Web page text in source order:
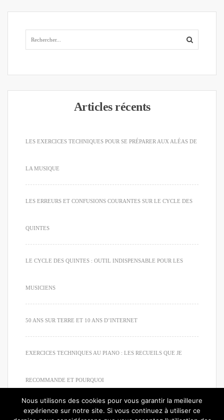
Articles récents
LES EXERCICES TECHNIQUES POUR SE PRÉPARER AUX ALÉAS DE
LA MUSIQUE
LES ERREURS ET CONFUSIONS COURANTES SUR LE CYCLE DES
QUINTES
LE CYCLE DES QUINTES : OUTIL INDISPENSABLE POUR LES
MUSICIENS
50 ANS SUR TERRE ET 10 ANS D’INTERNET
EXERCICES TECHNIQUES AU PIANO : LES RECUEILS QUE JE
RECOMMANDE ET POURQUOI
Nous utilisons des cookies pour vous garantir la meilleure
expérience sur notre site. Si vous continuez à utiliser ce